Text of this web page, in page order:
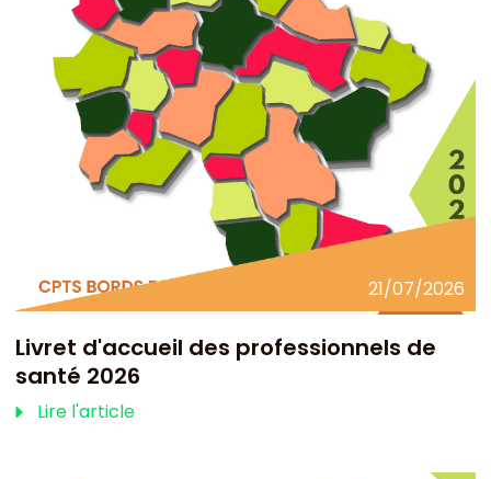
21/07/2026
Livret d'accueil des professionnels de
santé 2026
Lire l'article